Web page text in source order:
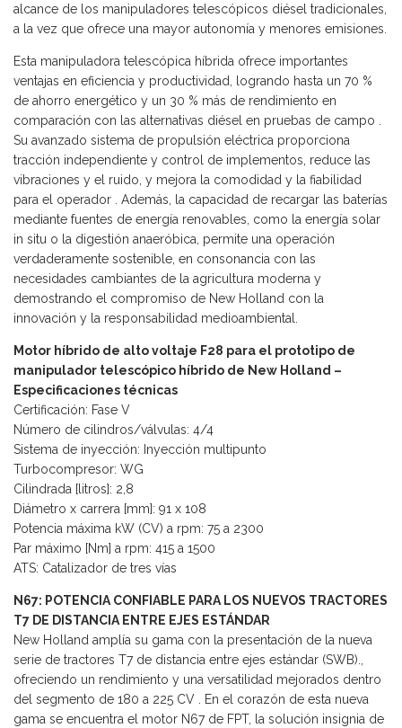
alcance de los manipuladores telescópicos diésel tradicionales,
a la vez que ofrece una mayor autonomía y menores emisiones.
Esta manipuladora telescópica híbrida ofrece importantes
ventajas en eficiencia y productividad, logrando hasta un 70 %
de ahorro energético y un 30 % más de rendimiento en
comparación con las alternativas diésel en pruebas de campo .
Su avanzado sistema de propulsión eléctrica proporciona
tracción independiente y control de implementos, reduce las
vibraciones y el ruido, y mejora la comodidad y la fiabilidad
para el operador . Además, la capacidad de recargar las baterías
mediante fuentes de energía renovables, como la energía solar
in situ o la digestión anaeróbica, permite una operación
verdaderamente sostenible, en consonancia con las
necesidades cambiantes de la agricultura moderna y
demostrando el compromiso de New Holland con la
innovación y la responsabilidad medioambiental.
Motor híbrido de alto voltaje F28 para el prototipo de
manipulador telescópico híbrido de New Holland –
Especificaciones técnicas
Certificación: Fase V
Número de cilindros/válvulas: 4/4
Sistema de inyección: Inyección multipunto
Turbocompresor: WG
Cilindrada [litros]: 2,8
Diámetro x carrera [mm]: 91 x 108
Potencia máxima kW (CV) a rpm: 75 a 2300
Par máximo [Nm] a rpm: 415 a 1500
ATS: Catalizador de tres vías
N67: POTENCIA CONFIABLE PARA LOS NUEVOS TRACTORES
T7 DE DISTANCIA ENTRE EJES ESTÁNDAR
New Holland amplía su gama con la presentación de la nueva
serie de tractores T7 de distancia entre ejes estándar (SWB).,
ofreciendo un rendimiento y una versatilidad mejorados dentro
del segmento de 180 a 225 CV . En el corazón de esta nueva
gama se encuentra el motor N67 de FPT, la solución insignia de